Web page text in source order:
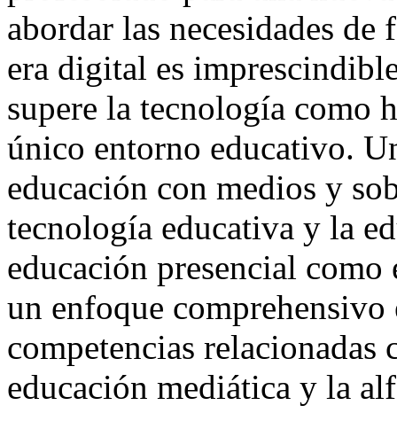
abordar las necesidades
era digital es
supere la tecnología como
único entorno educativo.
educación con medios y
tecnología educativa y la
educación presencial
un enfoque
competencias
educación mediática y la